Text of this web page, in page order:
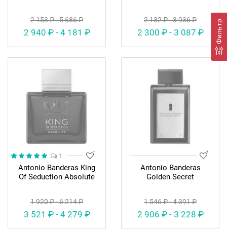
Фильтр
2 153 ₽ - 5 686 ₽
2 940 ₽ - 4 181 ₽
2 132 ₽ - 3 936 ₽
2 300 ₽ - 3 087 ₽
Antonio Banderas King
Of Seduction Absolute
1
1 920 ₽ - 6 214 ₽
3 521 ₽ - 4 279 ₽
Antonio Banderas
Golden Secret
1 546 ₽ - 4 391 ₽
2 906 ₽ - 3 228 ₽